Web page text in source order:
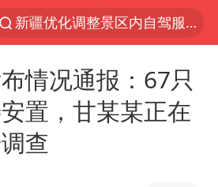
新疆优化调整景区内自驾服务费
上四休三，但降薪1000元，你接受吗？
央视新主播李秋莹孙亚鹏亮相
情侣平潭拍日出坠崖1死1伤
梁家辉：到内地拍戏不是北上是回归
全民健身事业高质量发展
情况通报：67只
置，甘某某正在
查